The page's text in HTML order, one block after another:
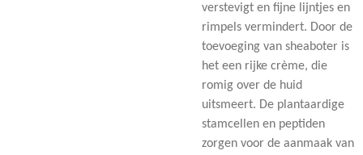
verstevigt en fijne lijntjes en
rimpels vermindert. Door de
toevoeging van sheaboter is
het een rijke crème, die
romig over de huid
uitsmeert. De plantaardige
stamcellen en peptiden
zorgen voor de aanmaak van